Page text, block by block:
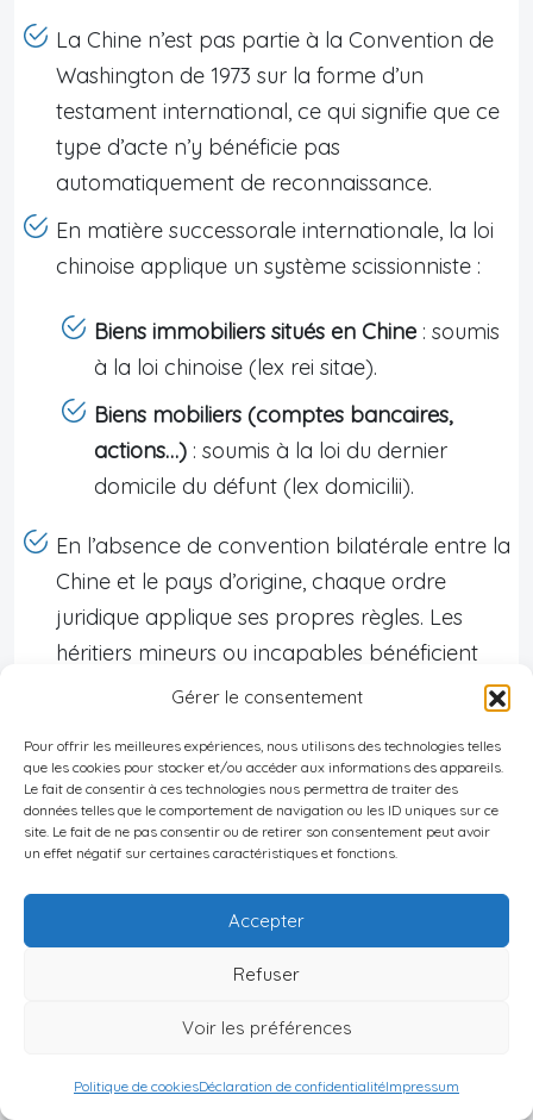
Gérer le consentement
Pour offrir les meilleures expériences, nous utilisons des technologies telles
que les cookies pour stocker et/ou accéder aux informations des appareils.
Le fait de consentir à ces technologies nous permettra de traiter des
données telles que le comportement de navigation ou les ID uniques sur ce
site. Le fait de ne pas consentir ou de retirer son consentement peut avoir
un effet négatif sur certaines caractéristiques et fonctions.
Accepter
Refuser
Voir les préférences
Politique de cookiesDéclaration de confidentialitéImpressum
La Chine n’est pas partie à la Convention de
Washington de 1973 sur la forme d’un
testament international, ce qui signifie que ce
type d’acte n’y bénéficie pas
automatiquement de reconnaissance.
En matière successorale internationale, la loi
chinoise applique un système scissionniste :
Biens immobiliers situés en Chine : soumis
à la loi chinoise (lex rei sitae).
Biens mobiliers (comptes bancaires,
actions…) : soumis à la loi du dernier
domicile du défunt (lex domicilii).
En l’absence de convention bilatérale entre la
Chine et le pays d’origine, chaque ordre
juridique applique ses propres règles. Les
héritiers mineurs ou incapables bénéficient
d’une protection particulière similaire à une
Application du droit international privé
aux expatriés
succession mobilière régie par sa loi nationale
appartenant à un résident chinois ou étranger
décédé en Chine, c’est également le principe